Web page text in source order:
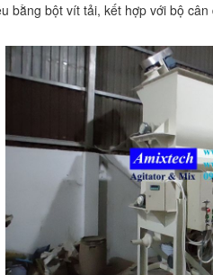
bằng bột vít tải, kết hợp với bộ